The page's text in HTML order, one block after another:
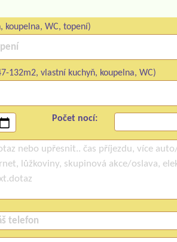
koupelna, WC, topení)
132m2, vlastní kuchyň, koupelna, WC)
Počet nocí: